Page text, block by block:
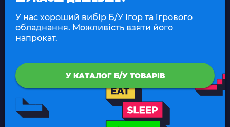
У нас хороший вибір Б/У ігор та ігрового
обладнання. Можливість взяти його
напрокат.
У КАТАЛОГ Б/У ТОВАРІВ